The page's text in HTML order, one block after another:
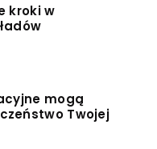
kroki w
mogą
Twojej